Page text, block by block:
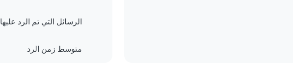
الرسائل التي تم الرد عليها
متوسط زمن الرد